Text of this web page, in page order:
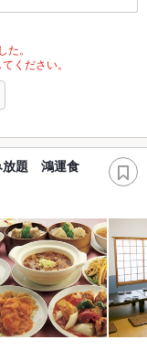
。
ください。
放題 鴻運食